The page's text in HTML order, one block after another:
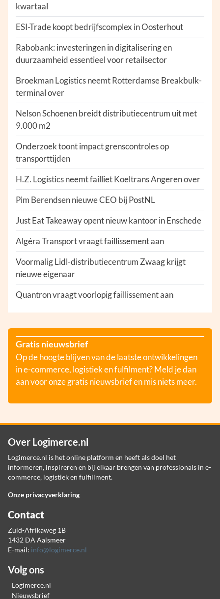
kwartaal
ESI-Trade koopt bedrijfscomplex in Oosterhout
Rabobank: investeringen in digitalisering en
duurzaamheid essentieel voor retailsector
Broekman Logistics neemt Rotterdamse Breakbulk-
terminal over
Nelson Schoenen breidt distributiecentrum uit met
9.000 m2
Onderzoek toont impact grenscontroles op
transporttijden
H.Z. Logistics neemt failliet Koeltrans Angeren over
Pim Berendsen nieuwe CEO bij PostNL
Just Eat Takeaway opent nieuw kantoor in Enschede
Algéra Transport vraagt faillissement aan
Voormalig Lidl-distributiecentrum Zwaag krijgt
nieuwe eigenaar
Quantron vraagt voorlopig faillissement aan
Gratis nieuwsbrief
Op de hoogte blijven van de laatste ontwikkelingen
in e-commerce, logistiek en fulfilment? Meld je dan
aan voor onze gratis nieuwsbrief en mis niets meer.
Over Logimerce.nl
Logimerce.nl is het online platform en heeft als doel het
informeren, inspireren en bij elkaar brengen van professionals in e-
commerce, logistiek en fulfillment.
Onze privacyverklaring
Contact
Zuid-Afrikaweg 1B
1432 DA Aalsmeer
E-mail: info@logimerce.nl
Volg ons
Logimerce.nl
Nieuwsbrief